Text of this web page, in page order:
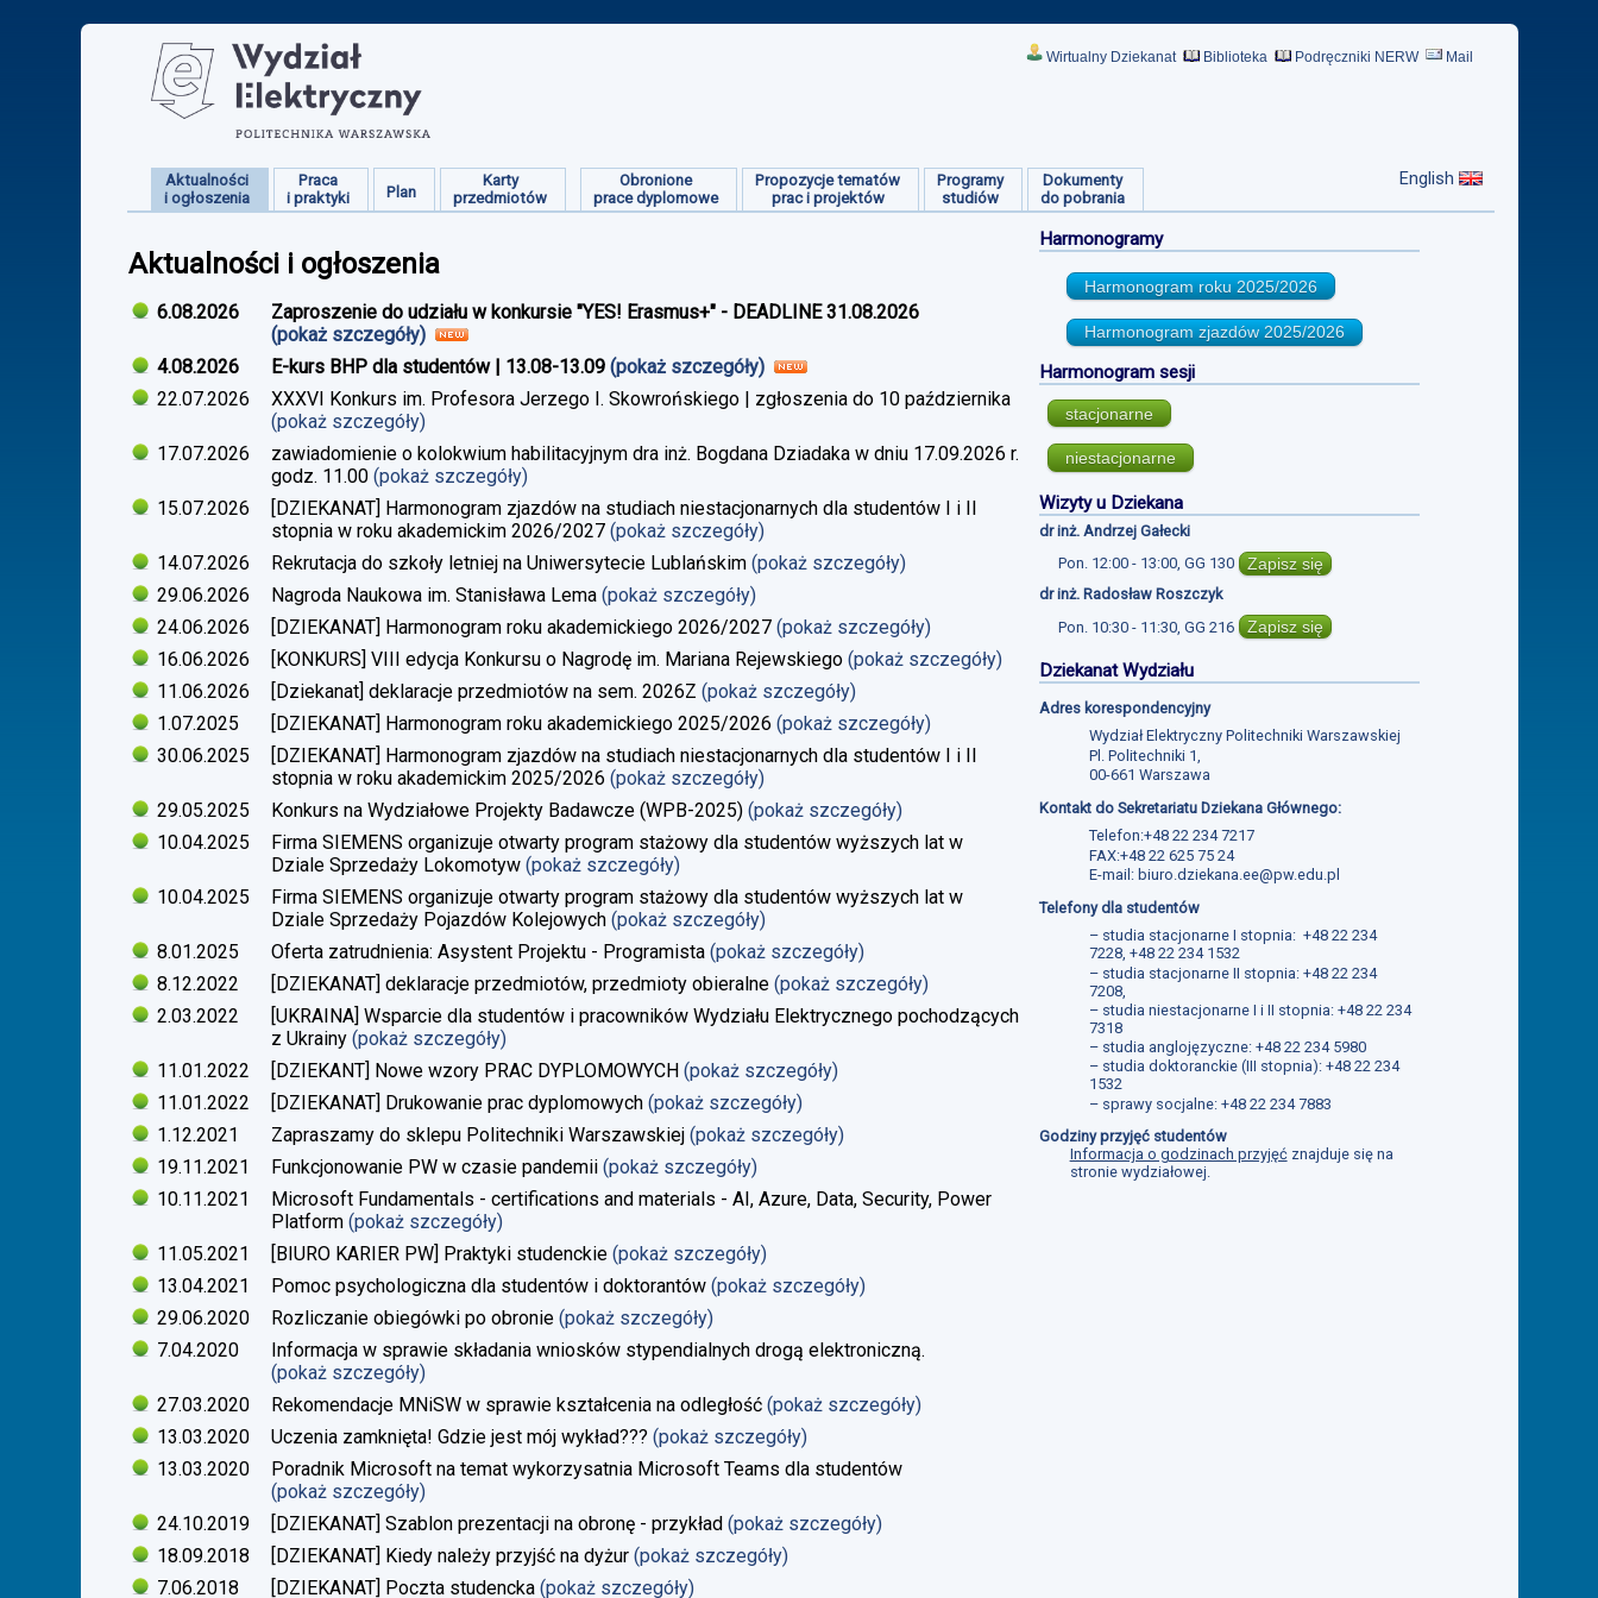
Wirtualny Dziekanat Biblioteka Podręczniki NERW Mail
Aktualności
i ogłoszenia
Praca
i praktyki
Plan
Karty
przedmiotów
Obronione
prace dyplomowe
Propozycje tematów
prac i projektów
Programy
studiów
Dokumenty
do pobrania
English
Aktualności i ogłoszenia
6.08.2026
Zaproszenie do udziału w konkursie "YES! Erasmus+" - DEADLINE 31.08.2026
(pokaż szczegóły)
4.08.2026
E-kurs BHP dla studentów | 13.08-13.09 (pokaż szczegóły)
22.07.2026
XXXVI Konkurs im. Profesora Jerzego I. Skowrońskiego | zgłoszenia do 10 października
(pokaż szczegóły)
17.07.2026
zawiadomienie o kolokwium habilitacyjnym dra inż. Bogdana Dziadaka w dniu 17.09.2026 r.
godz. 11.00 (pokaż szczegóły)
15.07.2026
[DZIEKANAT] Harmonogram zjazdów na studiach niestacjonarnych dla studentów I i II
stopnia w roku akademickim 2026/2027 (pokaż szczegóły)
14.07.2026
Rekrutacja do szkoły letniej na Uniwersytecie Lublańskim (pokaż szczegóły)
29.06.2026
Nagroda Naukowa im. Stanisława Lema (pokaż szczegóły)
24.06.2026
[DZIEKANAT] Harmonogram roku akademickiego 2026/2027 (pokaż szczegóły)
16.06.2026
[KONKURS] VIII edycja Konkursu o Nagrodę im. Mariana Rejewskiego (pokaż szczegóły)
11.06.2026
[Dziekanat] deklaracje przedmiotów na sem. 2026Z (pokaż szczegóły)
1.07.2025
[DZIEKANAT] Harmonogram roku akademickiego 2025/2026 (pokaż szczegóły)
30.06.2025
[DZIEKANAT] Harmonogram zjazdów na studiach niestacjonarnych dla studentów I i II
stopnia w roku akademickim 2025/2026 (pokaż szczegóły)
29.05.2025
Konkurs na Wydziałowe Projekty Badawcze (WPB-2025) (pokaż szczegóły)
10.04.2025
Firma SIEMENS organizuje otwarty program stażowy dla studentów wyższych lat w
Dziale Sprzedaży Lokomotyw (pokaż szczegóły)
10.04.2025
Firma SIEMENS organizuje otwarty program stażowy dla studentów wyższych lat w
Dziale Sprzedaży Pojazdów Kolejowych (pokaż szczegóły)
8.01.2025
Oferta zatrudnienia: Asystent Projektu - Programista (pokaż szczegóły)
8.12.2022
[DZIEKANAT] deklaracje przedmiotów, przedmioty obieralne (pokaż szczegóły)
2.03.2022
[UKRAINA] Wsparcie dla studentów i pracowników Wydziału Elektrycznego pochodzących
z Ukrainy (pokaż szczegóły)
11.01.2022
[DZIEKANT] Nowe wzory PRAC DYPLOMOWYCH (pokaż szczegóły)
11.01.2022
[DZIEKANAT] Drukowanie prac dyplomowych (pokaż szczegóły)
1.12.2021
Zapraszamy do sklepu Politechniki Warszawskiej (pokaż szczegóły)
19.11.2021
Funkcjonowanie PW w czasie pandemii (pokaż szczegóły)
10.11.2021
Microsoft Fundamentals - certifications and materials - AI, Azure, Data, Security, Power
Platform (pokaż szczegóły)
11.05.2021
[BIURO KARIER PW] Praktyki studenckie (pokaż szczegóły)
13.04.2021
Pomoc psychologiczna dla studentów i doktorantów (pokaż szczegóły)
29.06.2020
Rozliczanie obiegówki po obronie (pokaż szczegóły)
7.04.2020
Informacja w sprawie składania wniosków stypendialnych drogą elektroniczną.
(pokaż szczegóły)
27.03.2020
Rekomendacje MNiSW w sprawie kształcenia na odległość (pokaż szczegóły)
13.03.2020
Uczenia zamknięta! Gdzie jest mój wykład??? (pokaż szczegóły)
13.03.2020
Poradnik Microsoft na temat wykorzysatnia Microsoft Teams dla studentów
(pokaż szczegóły)
24.10.2019
[DZIEKANAT] Szablon prezentacji na obronę - przykład (pokaż szczegóły)
18.09.2018
[DZIEKANAT] Kiedy należy przyjść na dyżur (pokaż szczegóły)
7.06.2018
[DZIEKANAT] Poczta studencka (pokaż szczegóły)
Harmonogramy
Harmonogram roku2025/2026
Harmonogram zjazdów2025/2026
Harmonogram sesji
stacjonarne
niestacjonarne
Wizyty u Dziekana
dr inż. Andrzej Gałecki
Pon. 12:00 - 13:00, GG 130 Zapisz się
dr inż. Radosław Roszczyk
Pon. 10:30 - 11:30 GG 216 Zapisz się
Dziekanat Wydziału
Adres korespondencyjny
Wydział Elektryczny Politechniki Warszawskiej
Pl. Politechniki 1,
00-661 Warszawa
Kontakt do Sekretariatu Dziekana Głównego:
Telefon:+48 22 234 7217
FAX:+48 22 625 75 24
E-mail: biuro.dziekana.ee@pw.edu.pl
Telefony dla studentów
– studia stacjonarne I stopnia: +48 22 234
7228, +48 22 234 1532
– studia stacjonarne II stopnia: +48 22 234
7208,
– studia niestacjonarne I i II stopnia: +48 22 234
7318
– studia anglojęzyczne: +48 22 234 5980
– studia doktoranckie (III stopnia): +48 22 234
1532
– sprawy socjalne: +48 22 234 7883
Godziny przyjęć studentów
Informacja o godzinach przyjęćznajduje się na
stronie wydziałowej.